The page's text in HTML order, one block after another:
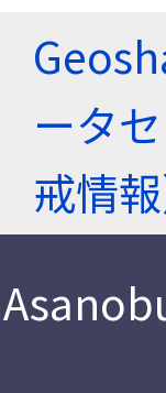
ータ
戒情報